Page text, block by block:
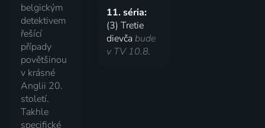
belgickým
detektivem
řešící
případy
povětšinou
v krásné
Anglii 20.
století.
Takhle
specifické
11. séria:
(3) Tretie
dievčabude
v TV 10.8.